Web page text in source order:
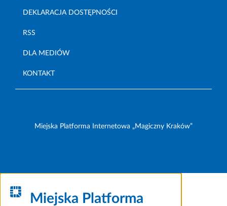
DEKLARACJA DOSTĘPNOŚCI
RSS
DLA MEDIÓW
KONTAKT
Miejska Platforma Internetowa „Magiczny Kraków”
Miejska Platforma